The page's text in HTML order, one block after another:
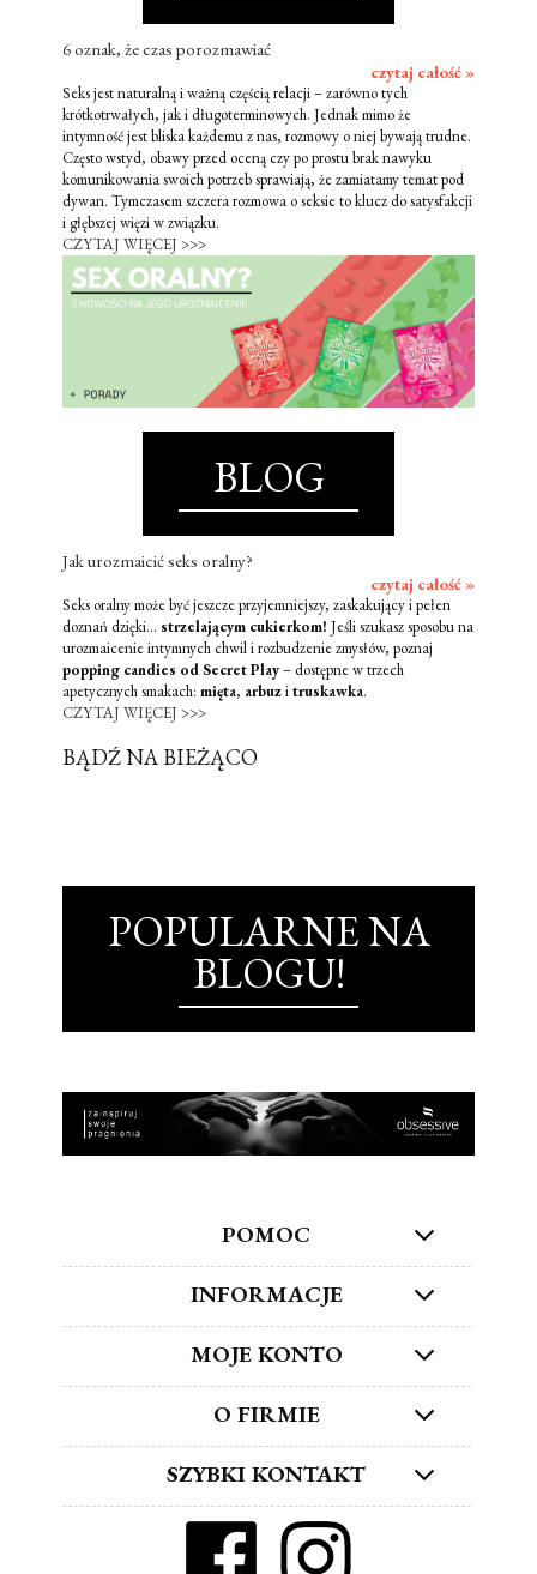
6 oznak, że czas porozmawiać
czytaj całość »
Seks jest naturalną i ważną częścią relacji – zarówno tych
krótkotrwałych, jak i długoterminowych. Jednak mimo że
intymność jest bliska każdemu z nas, rozmowy o niej bywają trudne.
Często wstyd, obawy przed oceną czy po prostu brak nawyku
komunikowania swoich potrzeb sprawiają, że zamiatamy temat pod
dywan. Tymczasem szczera rozmowa o seksie to klucz do satysfakcji
i głębszej więzi w związku.
CZYTAJ WIĘCEJ >>>
BLOG
Jak urozmaicić seks oralny?
czytaj całość »
Seks oralny może być jeszcze przyjemniejszy, zaskakujący i pełen
doznań dzięki... strzelającym cukierkom! Jeśli szukasz sposobu na
urozmaicenie intymnych chwil i rozbudzenie zmysłów, poznaj
popping candies od Secret Play– dostępne w trzech
apetycznych smakach: mięta, arbuzitruskawka.
CZYTAJ WIĘCEJ >>>
BĄDŹ NA BIEŻĄCO
POPULARNE NA
BLOGU!
POMOC
INFORMACJE
MOJE KONTO
O FIRMIE
SZYBKI KONTAKT